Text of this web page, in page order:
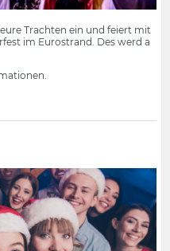
Trachten ein und feiert mit
im Eurostrand. Des werd a